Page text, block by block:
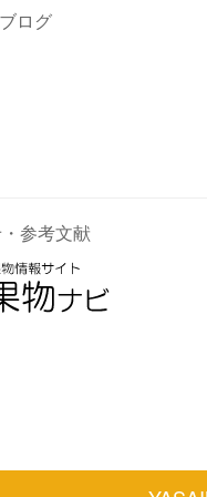
ログ
参考文献